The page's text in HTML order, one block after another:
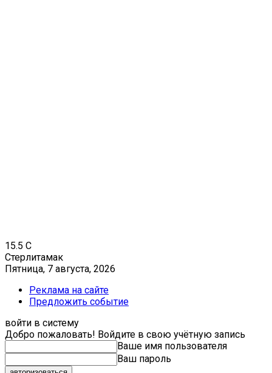
15.5 C
Стерлитамак
Пятница, 7 августа, 2026
Реклама на сайте
Предложить событие
войти в систему
Добро пожаловать! Войдите в свою учётную запись
Ваше имя пользователя
Ваш пароль